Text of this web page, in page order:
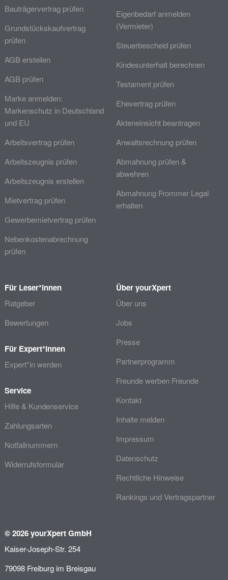
Bauträgervertrag prüfen
Grundstückskaufvertrag
prüfen
AGB erstellen
AGB prüfen
Marke anmelden:
Markenschutz in Deutschland
und EU
Arbeitsvertrag prüfen
Arbeitszeugnis prüfen
Arbeitszeugnis erstellen
Mietvertrag prüfen
Gewerbemietvertrag prüfen
Nebenkostenabrechnung
prüfen
Eigenbedarf anmelden
(Vermieter)
Steuerbescheid prüfen
Kindesunterhalt berechnen
Testament prüfen
Ehevertrag prüfen
Akteneinsicht beantragen
Anwaltsrechnung prüfen
Abmahnung prüfen &
abwehren
Abmahnung Frommer Legal
erhalten
Für Leser*innen
Ratgeber
Bewertungen
Für Expert*innen
Expert*in werden
Service
Hilfe & Kundenservice
Zahlungsarten
Notfallnummern
Widerrufsformular
Über yourXpert
Über uns
Jobs
Presse
Partnerprogramm
Freunde werben Freunde
Kontakt
Inhalte melden
Impressum
Datenschutz
Rechtliche Hinweise
Rankings und Vertragspartner
© 2026 yourXpert GmbH
Kaiser-Joseph-Str. 254
79098 Freiburg im Breisgau